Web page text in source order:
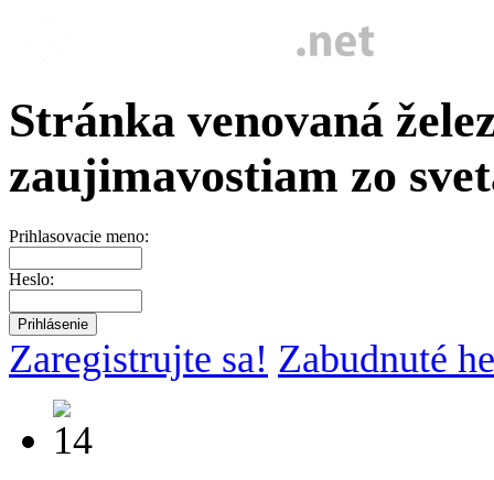
Stránka venovaná
zaujimavostiam zo
Prihlasovacie meno:
Heslo:
Zaregistrujte sa! Zabudnuté